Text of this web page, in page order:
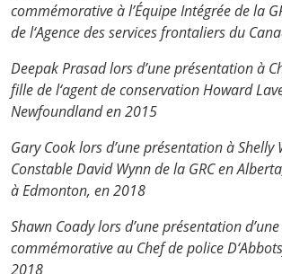
commémorative à l’Équipe Intégrée de la
de l‘Agence des services frontaliers du
Deepak Prasad lors d’une présentation à
fille de l‘agent de conservation Howard
Newfoundland en 2015
Gary Cook lors d’une présentation à Shelly
Constable David Wynn de la GRC en
à Edmonton, en 2018
Shawn Coady lors d’une présentation
commémorative au Chef de police
2018